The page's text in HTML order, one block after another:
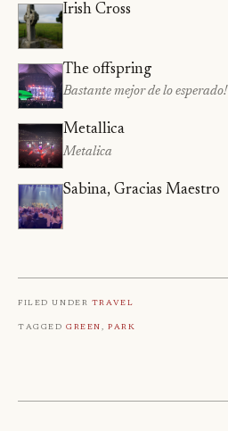
Irish Cross
The offspring
Bastante mejor de lo esperado!
Metallica
Metalica
Sabina, Gracias Maestro
Filed under Travel
TaggedGreen,Park